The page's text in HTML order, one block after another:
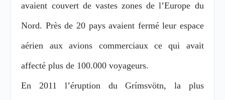
avaient couvert de vastes zones de l’Europe du
Nord. Près de 20 pays avaient fermé leur espace
aérien aux avions commerciaux ce qui avait
affecté plus de 100.000 voyageurs.
En 2011 l’éruption du Grímsvötn, la plus